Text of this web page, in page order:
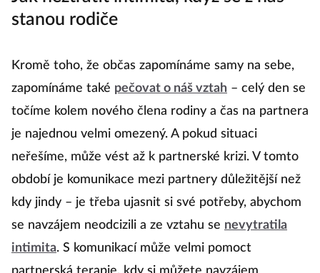
stanou rodiče
Kromě toho, že občas zapomínáme samy na sebe,
zapomínáme také pečovat o náš vztah – celý den se
točíme kolem nového člena rodiny a čas na partnera
je najednou velmi omezený. A pokud situaci
neřešíme, může vést až k partnerské krizi. V tomto
období je komunikace mezi partnery důležitější než
kdy jindy – je třeba ujasnit si své potřeby, abychom
se navzájem neodcizili a ze vztahu se nevytratila
intimita. S komunikací může velmi pomoct